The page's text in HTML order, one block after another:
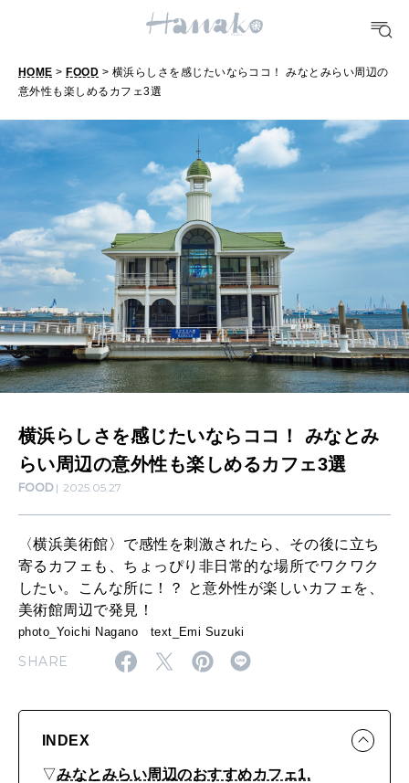
[12星座別] Weekly Holoscope
[12星座別] Monthly Love Holoscope
女神まり愛のタロットメッセージ
算命学がわかる今月のあなた
HEALTH
LEARN
知る、考える
MAMA
ママもいろいろ
SUSTAINABLE
わたしができること
CULTURE
いい人生って？
特集
2026年9月号「北海道 おいしく遊ぶ、夏のご褒美旅。」
2026年7月号「鎌倉 ローカルが 教えてくれた 本当の歩き方。」
MAGAZINE MOOK
横
浜
ら
し
さ
を
感
じ
た
い
ら
コ
コ
み
な
と
み
い
周
辺
HOME > FOOD > 横浜らしさを感じたいならココ！ みなとみらい周辺の
意外性も楽しめるカフェ3選
横浜らしさを感じたいならココ！ みなとみ
らい周辺の意外性も楽しめるカフェ3選
FOOD 2025.05.27
〈横浜美術館〉で感性を刺激されたら、その後に立ち
寄るカフェも、ちょっぴり非日常的な場所でワクワク
したい。こんな所に！？ と意外性が楽しいカフェを、
美術館周辺で発見！
photo_Yoichi Nagano text_Emi Suzuki
SHARE
INDEX
▽みなとみらい周辺のおすすめカフェ1.